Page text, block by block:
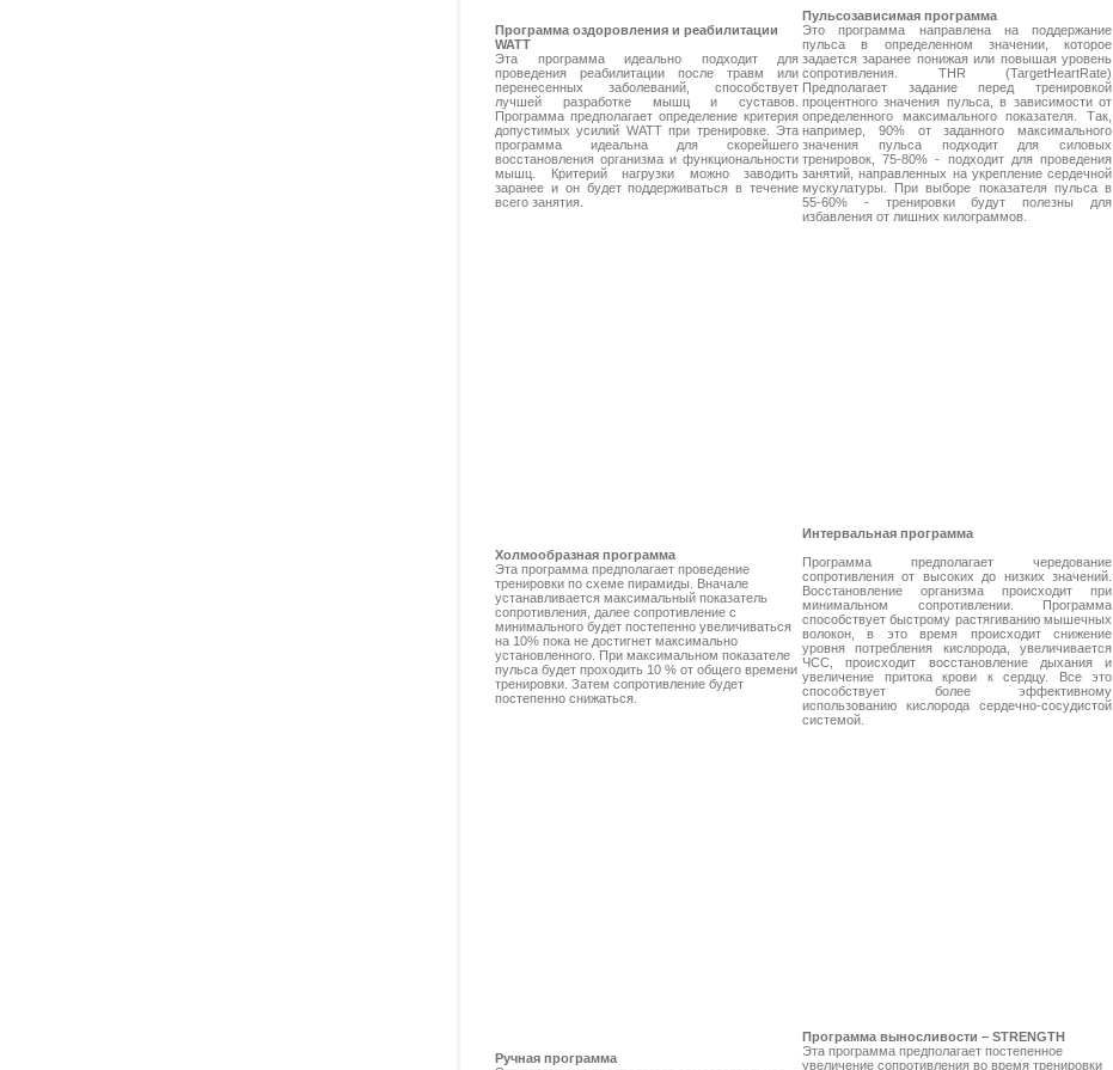
Программа оздоровления и реабилитации
WATT
Эта программа идеально подходит для
проведения реабилитации после травм или
перенесенных заболеваний, способствует
лучшей разработке мышц и суставов.
Программа предполагает определение критерия
допустимых усилий WATT при тренировке. Эта
программа идеальна для скорейшего
восстановления организма и функциональности
мышц. Критерий нагрузки можно заводить
заранее и он будет поддерживаться в течение
всего занятия.
Пульсозависимая программа
Это программа направлена на поддержание
пульса в определенном значении, которое
задается заранее понижая или повышая уровень
сопротивления. THR (TargetHeartRate)
Предполагает задание перед тренировкой
процентного значения пульса, в зависимости от
определенного максимального показателя. Так,
например, 90% от заданного максимального
значения пульса подходит для силовых
тренировок, 75-80% - подходит для проведения
занятий, направленных на укрепление сердечной
мускулатуры. При выборе показателя пульса в
55-60% - тренировки будут полезны для
избавления от лишних килограммов.
Холмообразная программа
Эта программа предполагает проведение
тренировки по схеме пирамиды. Вначале
устанавливается максимальный показатель
сопротивления, далее сопротивление с
минимального будет постепенно увеличиваться
на 10% пока не достигнет максимально
установленного. При максимальном показателе
пульса будет проходить 10 % от общего времени
тренировки. Затем сопротивление будет
постепенно снижаться.
Интервальная программа
Программа предполагает чередование
сопротивления от высоких до низких значений.
Восстановление организма происходит при
минимальном сопротивлении. Программа
способствует быстрому растягиванию мышечных
волокон, в это время происходит снижение
уровня потребления кислорода, увеличивается
ЧСС, происходит восстановление дыхания и
увеличение притока крови к сердцу. Все это
способствует более эффективному
использованию кислорода сердечно-сосудистой
системой.
Ручная программа
Программа выносливости – STRENGTH
Эта программа предполагает постепенное
увеличение сопротивления во время тренировки